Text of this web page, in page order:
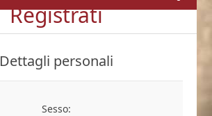
Registrati
Dettagli personali
Sesso: